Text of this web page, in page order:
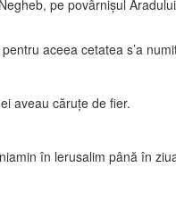
pe povârnişul
aceea cetatea s’a
aveau căruţe de fier.
în lerusalim până în